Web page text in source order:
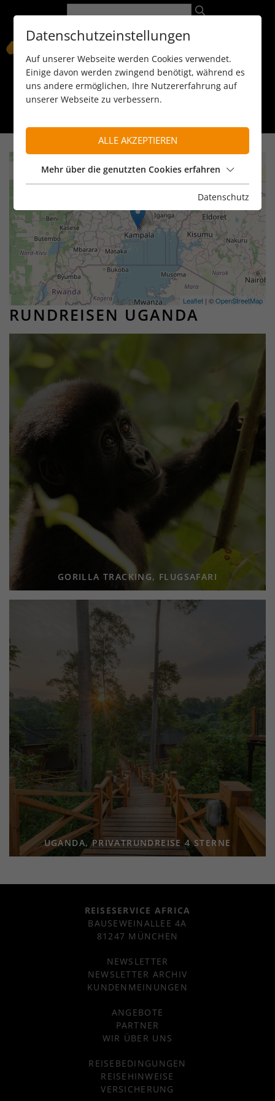
089 / 8 11 90 15
−
Leaflet | ©OpenStreetMap
RUNDREISEN UGANDA
GORILLA TRACKING, FLUGSAFARI
UGANDA, PRIVATRUNDREISE 4 STERNE
REISESERVICE AFRICA
BAUSEWEINALLEE 4A
81247 MÜNCHEN
NEWSLETTER
NEWSLETTER ARCHIV
KUNDENMEINUNGEN
ANGEBOTE
PARTNER
WIR ÜBER UNS
REISEBEDINGUNGEN
REISEHINWEISE
VERSICHERUNG
Datenschutzeinstellungen
Auf unserer Webseite werden Cookies verwendet.
Einige davon werden zwingend benötigt, während es
uns andere ermöglichen, Ihre Nutzererfahrung auf
unserer Webseite zu verbessern.
ALLE AKZEPTIEREN
Mehr über die genutzten Cookies erfahren
Datenschutz